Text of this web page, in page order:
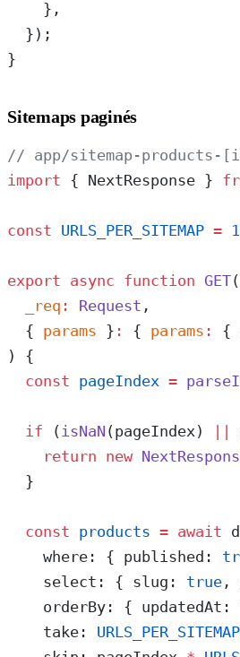
    },
  });
}
Sitemaps paginés
// app/sitemap-products-
import { NextResponse }
const URLS_PER_SITEMAP =
export async function GET(
  _req
: Request ,
  {
params } : { params : {
) {
  const
pageIndex =
  if
( isNaN (pageIndex)
    return
new
  }
  const
products = await
    where: { published:
    select: { slug:
true ,
    orderBy: { updatedAt:
    take:
URLS_PER_SITEMAP